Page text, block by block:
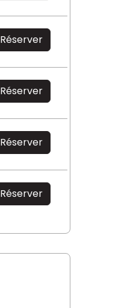
Réserver
Réserver
Réserver
Réserver